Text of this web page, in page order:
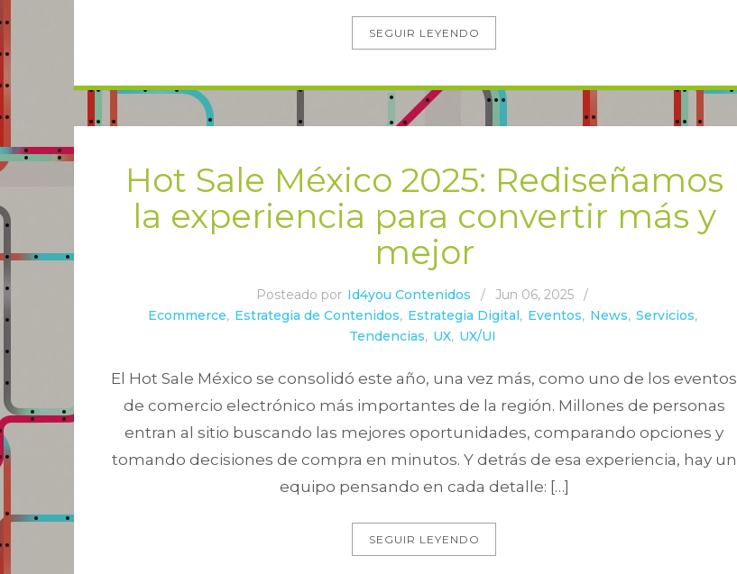
SEGUIR LEYENDO
Hot Sale México 2025: Rediseñamos
la experiencia para convertir más y
mejor
Posteado por Id4you Contenidos / Jun 06, 2025
/
Ecommerce, Estrategia de Contenidos, Estrategia Digital, Eventos, News, Servicios,
Tendencias, UX, UX/UI
El Hot Sale México se consolidó este año, una vez más, como uno de los eventos
de comercio electrónico más importantes de la región. Millones de personas
entran al sitio buscando las mejores oportunidades, comparando opciones y
tomando decisiones de compra en minutos. Y detrás de esa experiencia, hay un
equipo pensando en cada detalle: […]
SEGUIR LEYENDO